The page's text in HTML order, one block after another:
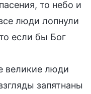
то небо и
люди лопнули
если бы Бог
великие люди
запятнаны